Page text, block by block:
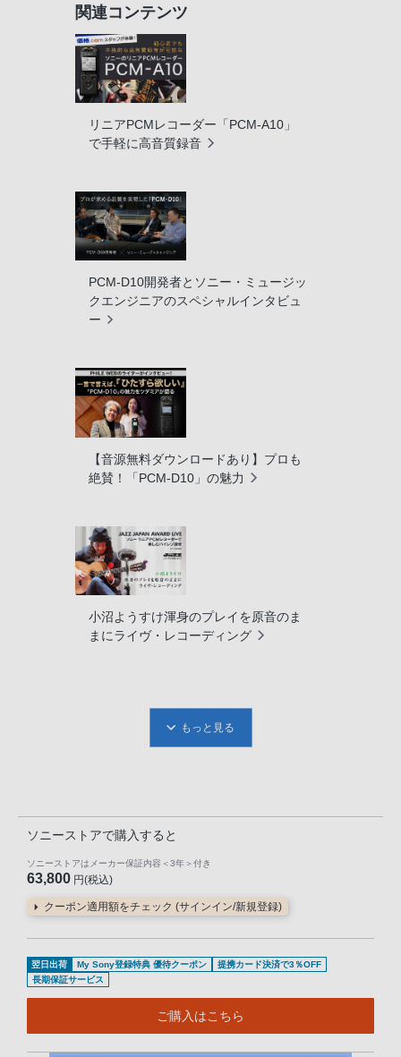
関連コンテンツ
リニアPCMレコーダー「PCM-A10」
で手軽に高音質録音
PCM-D10開発者とソニー・ミュージッ
クエンジニアのスペシャルインタビュ
ー
【音源無料ダウンロードあり】プロも
絶賛！「PCM-D10」の魅力
小沼ようすけ渾身のプレイを原音のま
まにライヴ・レコーディング
もっと見る
ソニーストアで購入すると
ソニーストアはメーカー保証内容 ＜3年＞ 付き
63,800 円(税込)
クーポン適用額をチェック (サインイン/新規登録)
翌日出荷 My Sony登録特典 優待クーポン
提携カード決済で3％OFF
長期保証サービス
ご購入はこちら